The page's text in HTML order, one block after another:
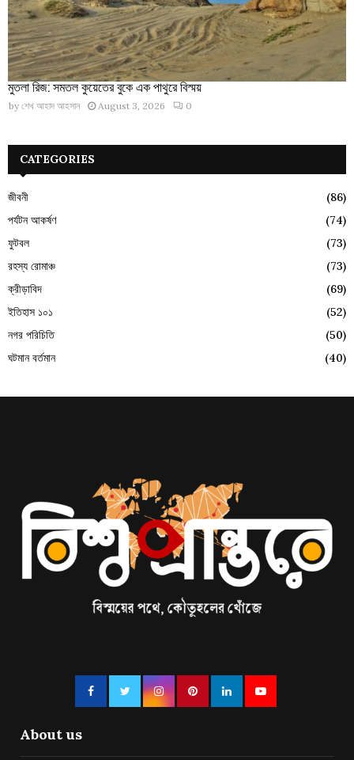
মুতলা রিজ: সমতল কুয়েতের বুকে এক পাথুরে বিস্ময়
by শেখ আহাদ আহসান August 3, 2026 0
CATEGORIES
জীবনী
(86)
পর্যটন আকর্ষণ
(74)
ফুটবল
(73)
রহস্য রোমাঞ্চ
(73)
ক্রীড়াবিদ
(69)
ইতিহাস ১০১
(52)
নগর পরিচিতি
(50)
ঘটমান বর্তমান
(40)
About us